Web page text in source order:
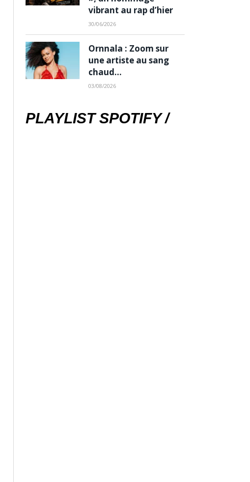
vibrant au rap d’hier
30/06/2026
Ornnala : Zoom sur
une artiste au sang
chaud…
03/08/2026
PLAYLIST SPOTIFY /